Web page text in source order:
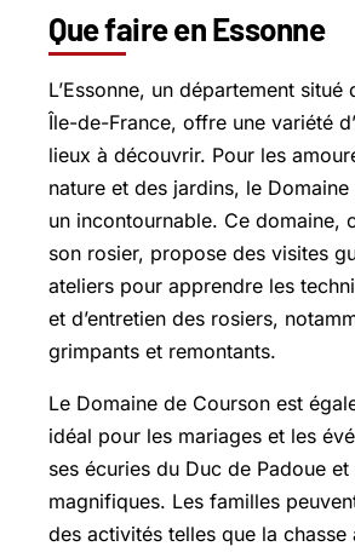
Que faire en Essonne
L’Essonne, un département situé
Île-de-France, offre une variété
lieux à découvrir. Pour les
nature et des jardins, le
un incontournable. Ce domaine,
son rosier, propose des visites
ateliers pour apprendre les
et d’entretien des rosiers,
grimpants et remontants.
Le Domaine de Courson est
idéal pour les mariages et les
ses écuries du Duc de Padoue
magnifiques. Les familles
des activités telles que la